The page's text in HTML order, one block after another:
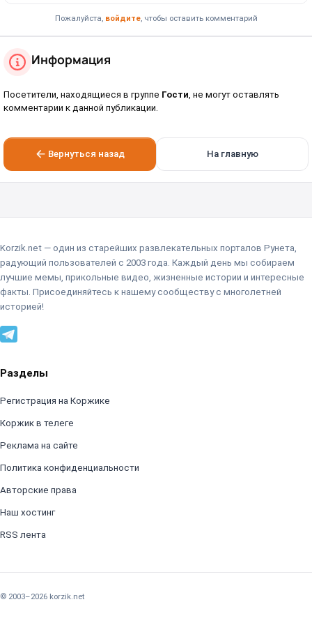
Пожалуйста, войдите, чтобы оставить комментарий
Информация
Посетители, находящиеся в группе Гости , не могут оставлять
комментарии к данной публикации.
Вернуться назад На главную
Korzik.net — один из старейших развлекательных порталов Рунета,
радующий пользователей с 2003 года. Каждый день мы собираем
лучшие мемы, прикольные видео, жизненные истории и интересные
факты. Присоединяйтесь к нашему сообществу с многолетней
историей!
Разделы
Регистрация на Коржике
Коржик в телеге
Реклама на сайте
Политика конфиденциальности
Авторские права
Наш хостинг
RSS лента
© 2003–2026 korzik.net